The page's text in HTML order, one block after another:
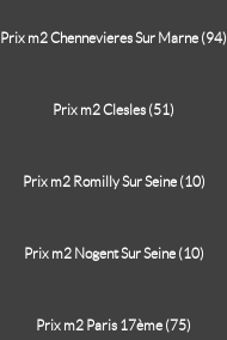
Prix m2 Chennevieres Sur Marne (94)
Prix m2 Clesles (51)
Prix m2 Romilly Sur Seine (10)
Prix m2 Nogent Sur Seine (10)
Prix m2 Paris 17ème (75)